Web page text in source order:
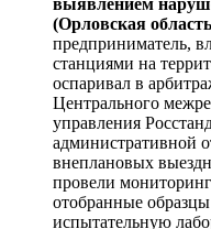
(Орловская
предприниматель,
станциями на
оспаривал в
Центрального
управления
административной
внеплановых
провели
отобранные
испытательную